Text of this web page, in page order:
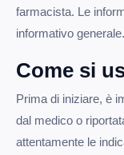
farmacista. Le
informativo generale.
Come si
Prima di iniziare, è
dal medico o
attentamente le